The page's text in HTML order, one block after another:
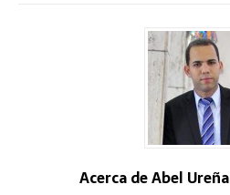
Acerca de Abel Ureña